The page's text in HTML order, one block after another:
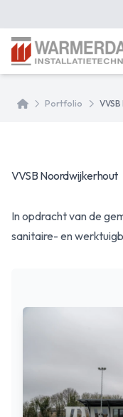
HomePortfolio
VVSB Noordwijkerhout
In opdracht van de
sanitaire- en